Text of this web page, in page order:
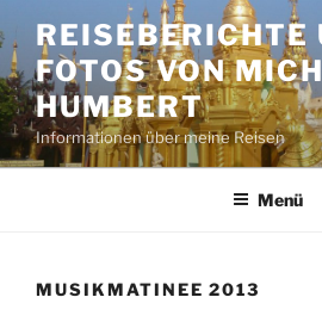
Inhalt
springen
REISEBERICHTE
FOTOS VON
HUMBERT
Informationen über meine Reisen
Menü
MUSIKMATINEE 2013